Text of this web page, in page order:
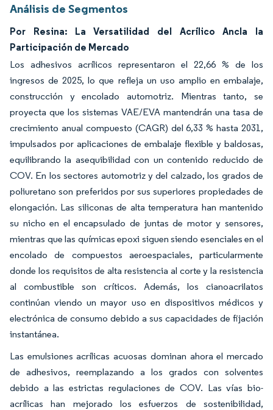
Análisis de Segmentos
Por Resina: La Versatilidad del Acrílico Ancla la
Participación de Mercado
Los adhesivos acrílicos representaron el 22,66 % de los
ingresos de 2025, lo que refleja un uso amplio en embalaje,
construcción y encolado automotriz. Mientras tanto, se
proyecta que los sistemas VAE/EVA mantendrán una tasa de
crecimiento anual compuesto (CAGR) del 6,33 % hasta 2031,
impulsados por aplicaciones de embalaje flexible y baldosas,
equilibrando la asequibilidad con un contenido reducido de
COV. En los sectores automotriz y del calzado, los grados de
poliuretano son preferidos por sus superiores propiedades de
elongación. Las siliconas de alta temperatura han mantenido
su nicho en el encapsulado de juntas de motor y sensores,
mientras que las químicas epoxi siguen siendo esenciales en el
encolado de compuestos aeroespaciales, particularmente
donde los requisitos de alta resistencia al corte y la resistencia
al combustible son críticos. Además, los cianoacrilatos
continúan viendo un mayor uso en dispositivos médicos y
electrónica de consumo debido a sus capacidades de fijación
instantánea.
Las emulsiones acrílicas acuosas dominan ahora el mercado
de adhesivos, reemplazando a los grados con solventes
debido a las estrictas regulaciones de COV. Las vías bio-
acrílicas han mejorado los esfuerzos de sostenibilidad,